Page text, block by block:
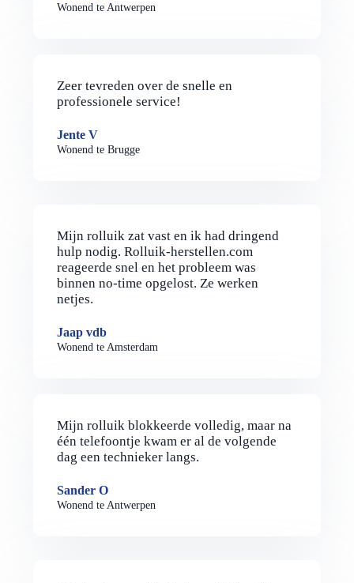
Wonend te Antwerpen
Zeer tevreden over de snelle en
professionele service!
Jente V
Wonend te Brugge
Mijn rolluik zat vast en ik had dringend
hulp nodig. Rolluik-herstellen.com
reageerde snel en het probleem was
binnen no-time opgelost. Ze werken
netjes.
Jaap vdb
Wonend te Amsterdam
Mijn rolluik blokkeerde volledig, maar na
één telefoontje kwam er al de volgende
dag een technieker langs.
Sander O
Wonend te Antwerpen